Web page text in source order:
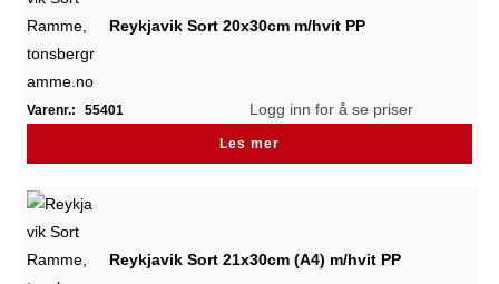
Reykjavik Sort 20x30cm m/hvit PP
Varenr.: 55401 Logg inn for å se priser
Les mer
Reykjavik Sort 21x30cm (A4) m/hvit PP